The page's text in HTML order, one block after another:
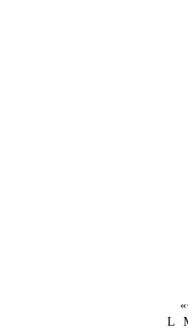
«
L